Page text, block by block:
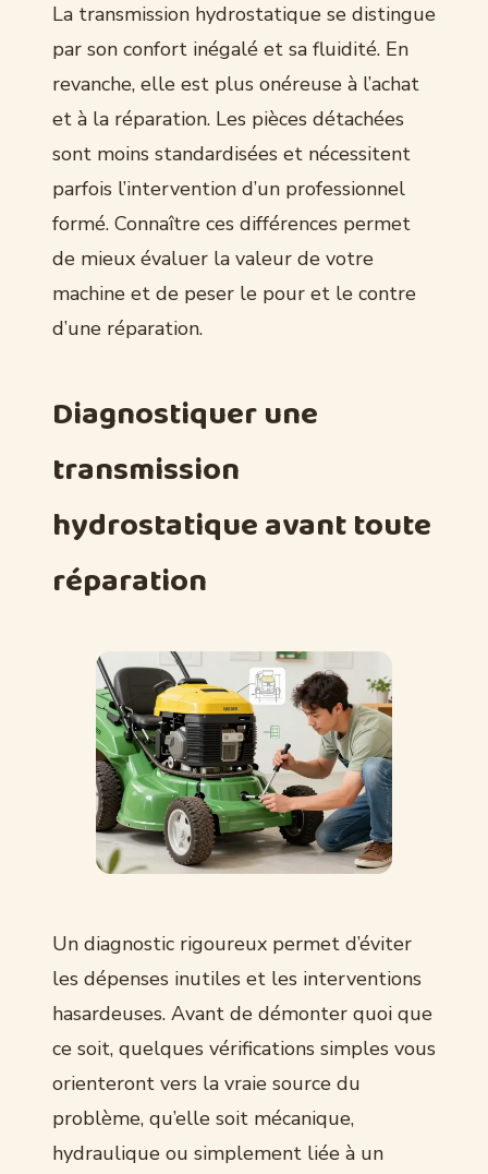
La transmission hydrostatique se distingue
par son confort inégalé et sa fluidité. En
revanche, elle est plus onéreuse à l’achat
et à la réparation. Les pièces détachées
sont moins standardisées et nécessitent
parfois l’intervention d’un professionnel
formé. Connaître ces différences permet
de mieux évaluer la valeur de votre
machine et de peser le pour et le contre
d’une réparation.
Diagnostiquer une
transmission
hydrostatique avant toute
réparation
Un diagnostic rigoureux permet d’éviter
les dépenses inutiles et les interventions
hasardeuses. Avant de démonter quoi que
ce soit, quelques vérifications simples vous
orienteront vers la vraie source du
problème, qu’elle soit mécanique,
hydraulique ou simplement liée à un